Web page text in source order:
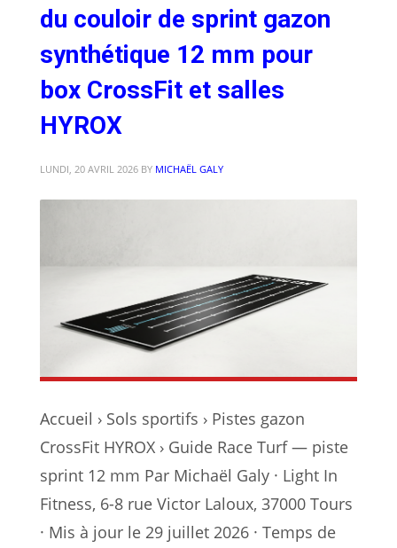
du couloir de sprint gazon
synthétique 12 mm pour
box CrossFit et salles
HYROX
LUNDI, 20 AVRIL 2026 BY MICHAËL GALY
Accueil › Sols sportifs › Pistes gazon
CrossFit HYROX › Guide Race Turf — piste
sprint 12 mm Par Michaël Galy · Light In
Fitness, 6-8 rue Victor Laloux, 37000 Tours
· Mis à jour le 29 juillet 2026 · Temps de